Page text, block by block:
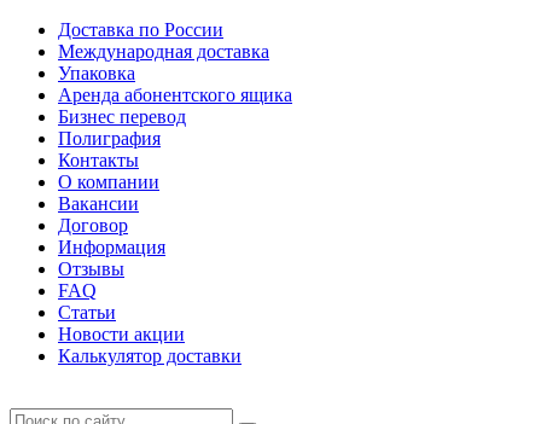
Доставка по России
Международная доставка
Упаковка
Аренда абонентского ящика
Бизнес перевод
Полиграфия
Контакты
О компании
Вакансии
Договор
Информация
Отзывы
FAQ
Статьи
Новости акции
Калькулятор доставки